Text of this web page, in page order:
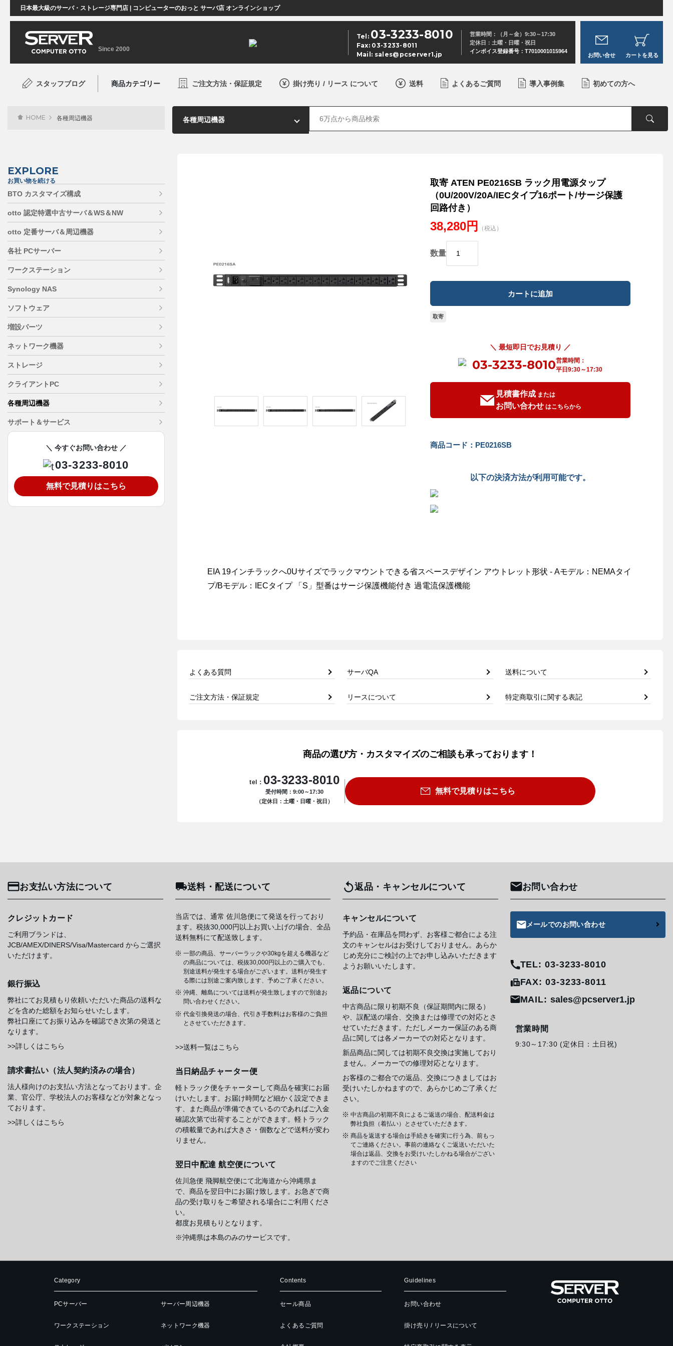
日本最大級のサーバ・ストレージ専門店 | コンピューターのおっと サーバ店 オンラインショップ
Since 2000
Tel: 03-3233-8010
Fax: 03-3233-8011
Mail: sales@pcserver1.jp
営業時間：（月～金）9:30～17:30
定休日：土曜・日曜・祝日
インボイス登録番号：T7010001015964
お問い合せ カートを見る
スタッフブログ 商品カテゴリー ご注文方法・保証規定 掛け売り / リース について 送料 よくあるご質問 導入事例集 初めての方へ
取寄 ATEN PE0216SB ラック用電源タップ
（0U/200V/20A/IECタイプ16ポート/サージ保護
回路付き）
38,280円 （税込）
数量
取寄
＼ 最短即日でお見積り ／
03-3233-8010営業時間：
平日9:30～17:30
見積書作成 または
お問い合わせ はこちらから
商品コード：PE0216SB
以下の決済方法が利用可能です。
EIA 19インチラックへ0Uサイズでラックマウントできる省スペースデザイン アウトレット形状 - Aモデル：NEMAタイ
プ/Bモデル：IECタイプ 「S」型番はサージ保護機能付き 過電流保護機能
よくある質問 サーバQA 送料について
ご注文方法・保証規定 リースについて 特定商取引に関する表記
商品の選び方・カスタマイズのご相談も承っております！
tel： 03-3233-8010
受付時間：9:00～17:30
（定休日：土曜・日曜・祝日）
無料で見積りはこちら
HOME 各種周辺機器
EXPLORE
お買い物を続ける
BTO カスタマイズ構成
otto 認定特選中古サーバ＆WS＆NW
otto 定番サーバ＆周辺機器
各社 PCサーバー
ワークステーション
Synology NAS
ソフトウェア
増設パーツ
ネットワーク機器
ストレージ
クライアントPC
各種周辺機器
サポート＆サービス
＼ 今すぐお問い合わせ ／
03-3233-8010
無料で見積りはこちら
お支払い方法について
クレジットカード
ご利用ブランドは、
JCB/AMEX/DINERS/Visa/Mastercard からご選択
いただけます。
銀行振込
弊社にてお見積もり依頼いただいた商品の送料な
どを含めた総額をお知らせいたします。
弊社口座にてお振り込みを確認でき次第の発送と
なります。
>>詳しくはこちら
請求書払い（法人契約済みの場合）
法人様向けのお支払い方法となっております。企
業、官公庁、学校法人のお客様などが対象となっ
ております。
>>詳しくはこちら
送料・配送について
当店では、通常 佐川急便にて発送を行っており
ます。税抜30,000円以上お買い上げの場合、全品
送料無料にて配送致します。
一部の商品、サーバーラックや30kgを超える機器など
の商品については、税抜30,000円以上のご購入でも、
別途送料が発生する場合がございます。送料が発生す
る際には別途ご案内致します、予めご了承ください。
沖縄、離島については送料が発生致しますので別途お
問い合わせください。
代金引換発送の場合、代引き手数料はお客様のご負担
とさせていただきます。
>>送料一覧はこちら
当日納品チャーター便
軽トラック便をチャーターして商品を確実にお届
けいたします。お届け時間など細かく設定できま
す、また商品が準備できているのであればご入金
確認次第で出荷することができます。軽トラック
の積載量であれば大きさ・個数などで送料が変わ
りません。
翌日中配達 航空便について
佐川急便 飛脚航空便にて北海道から沖縄県ま
で、商品を翌日中にお届け致します。お急ぎで商
品の受け取りをご希望される場合にご利用くださ
い。
都度お見積もりとなります。
※沖縄県は本島のみのサービスです。
返品・キャンセルについて
キャンセルについて
予約品・在庫品を問わず、お客様ご都合による注
文のキャンセルはお受けしておりません。あらか
じめ充分にご検討の上でお申し込みいただきます
ようお願いいたします。
返品について
中古商品に限り初期不良（保証期間内に限る）
や、誤配送の場合、交換または修理での対応とさ
せていただきます。ただしメーカー保証のある商
品に関しては各メーカーでの対応となります。
新品商品に関しては初期不良交換は実施しており
ません。メーカーでの修理対応となります。
お客様のご都合での返品、交換につきましてはお
受けいたしかねますので、あらかじめご了承くだ
さい。
中古商品の初期不良によるご返送の場合、配送料金は
弊社負担（着払い）とさせていただきます。
商品を返送する場合は手続きを確実に行う為、前もっ
てご連絡ください。事前の連絡なくご返送いただいた
場合は返品、交換をお受けいたしかねる場合がござい
ますのでご注意ください
お問い合わせ
メールでのお問い合わせ
TEL: 03-3233-8010
FAX: 03-3233-8011
MAIL: sales@pcserver1.jp
営業時間
9:30～17:30 (定休日：土日祝)
Category
PCサーバー
ワークステーション
サーバー周辺機器
ネットワーク機器
Contents
セール商品
よくあるご質問
Guidelines
お問い合わせ
掛け売り / リースについて